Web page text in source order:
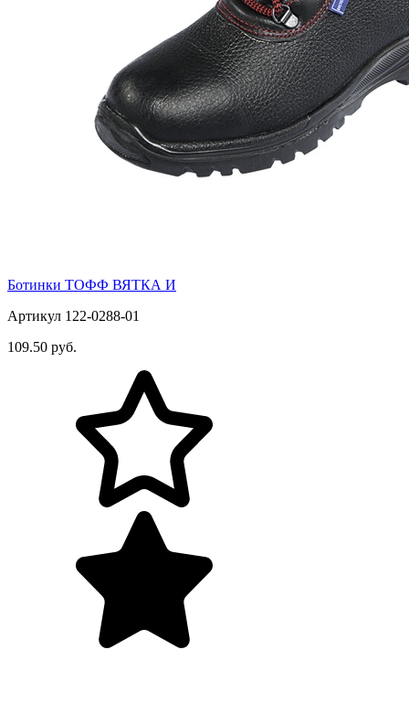
Ботинки ТОФФ ВЯТКА И
Артикул 122-0288-01
109.50 руб.